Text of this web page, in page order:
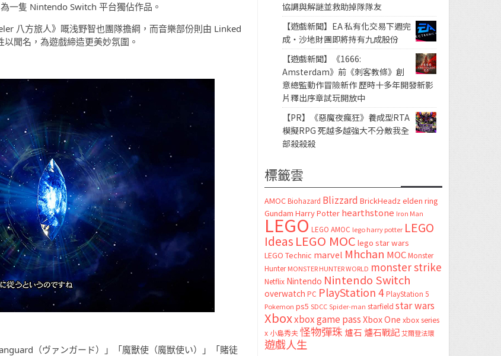
一隻 Nintendo Switch 平台獨佔作品。
八方旅人》嘅浅野智也團隊擔綱，而音樂部份則由 Linked
聞名，為遊戲締造更美妙氛圍。
（ヴァンガード）」「魔獸使（魔獣使い）」「賭徒
協調與解謎並救助掉隊隊友
【遊戲新聞】EA 私有化交易下週完
成・沙地財團即將持有九成股份
【遊戲新聞】《1666:
Amsterdam》前《刺客教條》創
意總監動作冒險新作 歷時十多年開發新影
片釋出序章試玩開放中
【PR】《惡魔夜瘋狂》養成型RTA
模擬RPG 死越多越強大不分敵我全
部殺殺殺
標籤雲
AMOC Biohazard Blizzard BrickHeadz elden ring
Gundam Harry Potter hearthstone Iron Man
LEGO LEGO AMOC lego harry potter LEGO
Ideas LEGO MOC lego star wars
LEGO Technic marvel Mhchan MOC Monster
Hunter MONSTER HUNTER WORLD monster strike
Netflix Nintendo Nintendo Switch
overwatch PC PlayStation 4 PlayStation 5
Pokemon ps5 SDCC Spider-man starfield star wars
Xboxxbox game passXbox One xbox series
x 小島秀夫怪物彈珠 爐石 爐石戰記艾爾登法環
遊戲人生